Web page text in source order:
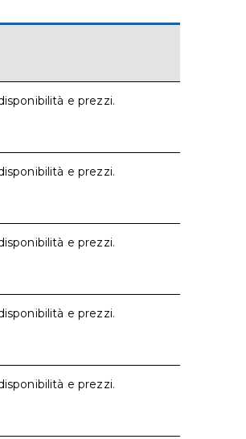
e prezzi.
e prezzi.
e prezzi.
e prezzi.
e prezzi.